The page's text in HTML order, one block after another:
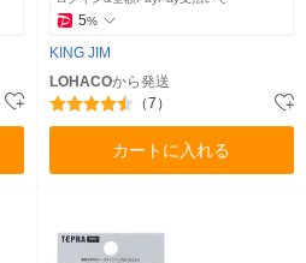
5%
KING JIM
LOHACOから発送
（7）
カートに入れる